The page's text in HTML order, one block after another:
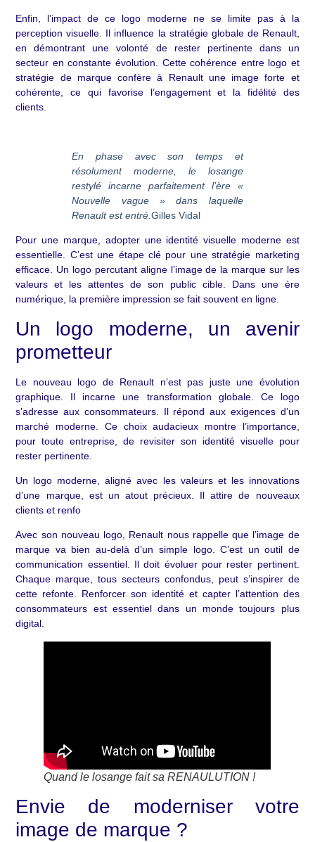
Enfin, l’impact de ce logo moderne ne se limite pas à la
perception visuelle. Il influence la stratégie globale de Renault,
en démontrant une volonté de rester pertinente dans un
secteur en constante évolution. Cette cohérence entre logo et
stratégie de marque confère à Renault une image forte et
cohérente, ce qui favorise l’engagement et la fidélité des
clients.
En phase avec son temps et
résolument moderne, le losange
restylé incarne parfaitement l’ère «
Nouvelle vague » dans laquelle
Renault est entré.Gilles Vidal
Pour une marque, adopter une identité visuelle moderne est
essentielle. C’est une étape clé pour une stratégie marketing
efficace. Un logo percutant aligne l’image de la marque sur les
valeurs et les attentes de son public cible. Dans une ère
numérique, la première impression se fait souvent en ligne.
Un logo moderne, un avenir
prometteur
Le nouveau logo de Renault n’est pas juste une évolution
graphique. Il incarne une transformation globale. Ce logo
s’adresse aux consommateurs. Il répond aux exigences d’un
marché moderne. Ce choix audacieux montre l’importance,
pour toute entreprise, de revisiter son identité visuelle pour
rester pertinente.
Un logo moderne, aligné avec les valeurs et les innovations
d’une marque, est un atout précieux. Il attire de nouveaux
clients et renfo
Avec son nouveau logo, Renault nous rappelle que l’image de
marque va bien au-delà d’un simple logo. C’est un outil de
communication essentiel. Il doit évoluer pour rester pertinent.
Chaque marque, tous secteurs confondus, peut s’inspirer de
cette refonte. Renforcer son identité et capter l’attention des
consommateurs est essentiel dans un monde toujours plus
digital.
Quand le losange fait sa RENAULUTION !
Envie de moderniser votre
image de marque ?